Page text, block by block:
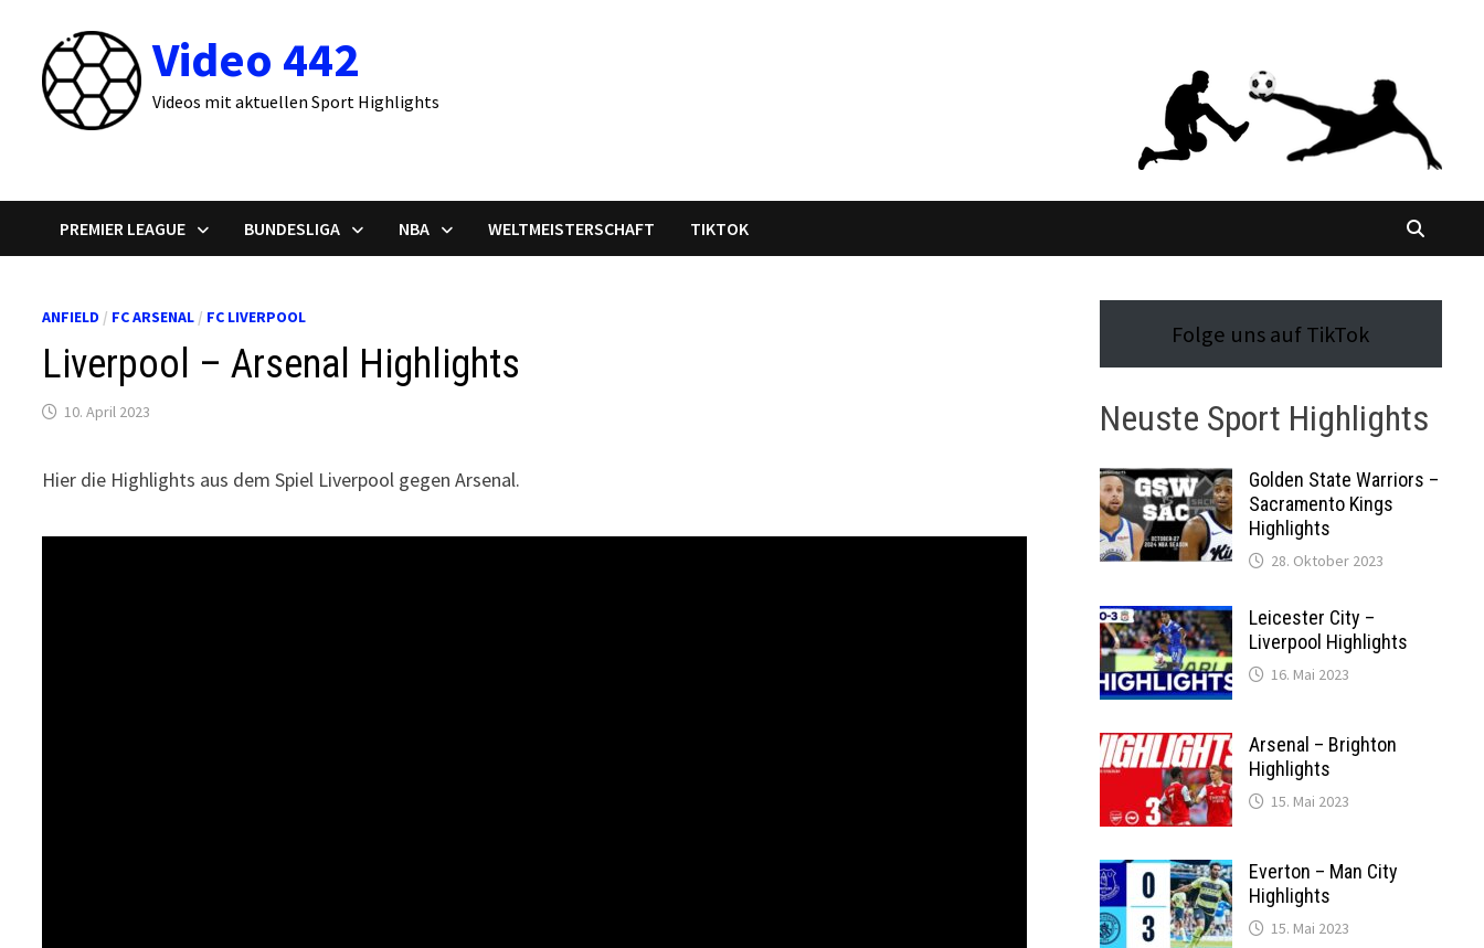
springen
Video 442
Videos mit aktuellen Sport Highlights
PREMIER LEAGUE BUNDESLIGA NBA WELTMEISTERSCHAFT TIKTOK
ANFIELD / FC ARSENAL / FC LIVERPOOL
Liverpool – Arsenal Highlights
10. April 2023
Hier die Highlights aus dem Spiel Liverpool gegen Arsenal.
Folge uns auf TikTok
Neuste Sport Highlights
Golden State Warriors –
Sacramento Kings
Highlights
28. Oktober 2023
Leicester City –
Liverpool Highlights
16. Mai 2023
Arsenal – Brighton
Highlights
15. Mai 2023
Everton – Man City
Highlights
15. Mai 2023